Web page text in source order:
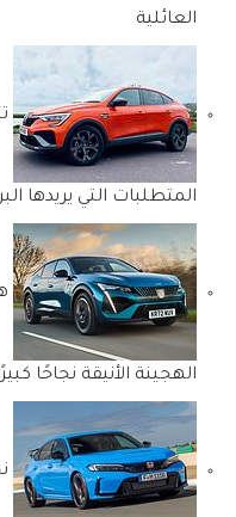
العائلية
المتطلبات التي يريدها
الهجينة الأنيقة نجاحًا